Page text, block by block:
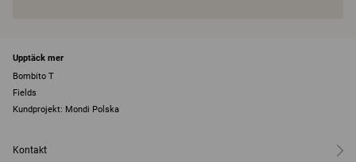
Upptäck mer
Bombito T
Fields
Kundprojekt: Mondi Polska
Kontakt